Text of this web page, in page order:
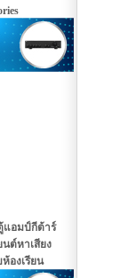
แอมป์กีต้าร์
นต์หาเสียง
ห้องเรียน